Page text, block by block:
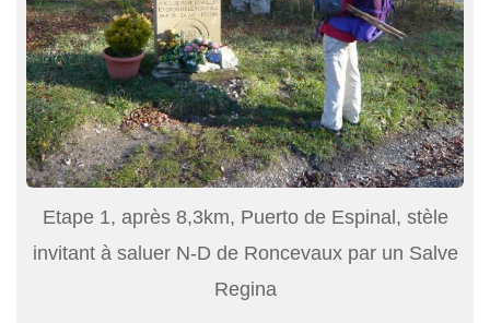
Etape 1, après 8,3km, Puerto de Espinal, stèle
invitant à saluer N-D de Roncevaux par un Salve
Regina